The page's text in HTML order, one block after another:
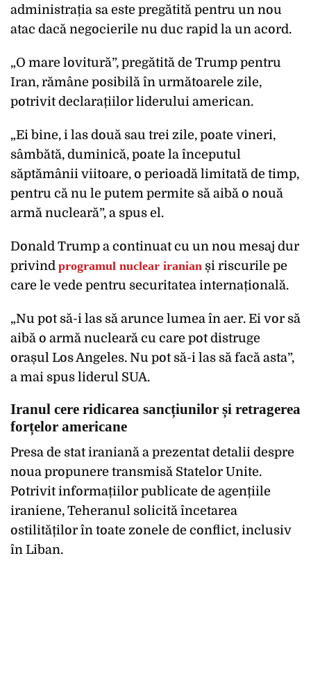
administrația sa este pregătită pentru un nou
atac dacă negocierile nu duc rapid la un acord.
„O mare lovitură”, pregătită de Trump pentru
Iran, rămâne posibilă în următoarele zile,
potrivit declarațiilor liderului american.
„Ei bine, i las două sau trei zile, poate vineri,
sâmbătă, duminică, poate la începutul
săptămânii viitoare, o perioadă limitată de timp,
pentru că nu le putem permite să aibă o nouă
armă nucleară”, a spus el.
Donald Trump a continuat cu un nou mesaj dur
privind programul nuclear iranian și riscurile pe
care le vede pentru securitatea internațională.
„Nu pot să-i las să arunce lumea în aer. Ei vor să
aibă o armă nucleară cu care pot distruge
orașul Los Angeles. Nu pot să-i las să facă asta”,
a mai spus liderul SUA.
Iranul cere ridicarea sancțiunilor și retragerea
forțelor americane
Presa de stat iraniană a prezentat detalii despre
noua propunere transmisă Statelor Unite.
Potrivit informațiilor publicate de agențiile
iraniene, Teheranul solicită încetarea
ostilităților în toate zonele de conflict, inclusiv
în Liban.